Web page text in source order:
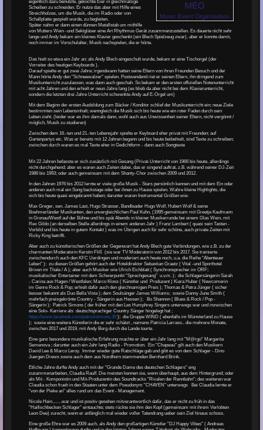
eigentlich dazu benutzte, gekochte Eier in gleichmäßige
Scheiben zu schneiden. Er nutze das aber mit Hilfe eines
Streichholzes, um die Musik, die im Radio oder von
Schallplatte gespielt wurde, zu begleiten.
Später nahm er dann einen dünnen Metallstab um mithilfe
von Mutters Wein -und Sektgläser eine Art Rhythmus Gerät zusammenzustellen. Es dauerte nicht sehr
lange und Andy bekam ein kleines Klavier geschenkt (ein Blech Spielzeug zwar), aber er konnte damit,
noch immer im Vorschulalter, Musik nachspielen, die er hörte.
Das hielt so etwa ein Jahr an; als Andy Blech eingeschult wurde, bekam er eine Tischorgel (der
Vorreiter des heutigen Keyboards ).
Darauf spielte er gut zwei Jahre; irgendwann hatten seine Eltern von ihren Freunden Besuch und der
Mann hörte Andy den "Schneewalzer" spielen. Postwendend riet er seinen Eltern, ihn dringend zum
Musikunterricht zuzulassen, was dann auch geschah. So bekam er den ersten offiziellen Notenunterricht
mit acht Jahren und den erhielt er neun Jahre lang (es blieb da aber nicht bei dem Klavierunterricht,
sondern die letzten drei Jahre Unterricht schwenkte Andy auf E-Orgel um)
Mit dem Beginn der ersten Ausbildung zum Bäcker / Konditor schlief der Musikunterricht ein; neue Ziele
bestimmten sein Lebensinhalt; wenngleich die Musik sich bis heute wie ein roter Faden durch sein
Leben zieht. (leider war es ihm damals dann, wohl auch aus Unwissenheit seiner Eltern, nicht vergönnt /
möglich, Musik zu studieren)
Zwischen dem 16.-ten und 21.-ten Lebensjahr spielte er Keyboard eher privat mit Freunden; auf
Gartenpartys etc. Was er bereits mit 12 Jahren begann und bis heute beibehielt, sind Texte zu schreiben;
zwischen durch waren es mal Texte eher in Gedichtform - dann auch Songtexte
Mit 22 Jahren befasste er sich zusätzlich mit Gesang (Privat-Unterricht von 1966 bis heute, allerdings
nicht durchgehend; aber es waren auch Zeiten dabei, das er singend auftrat, z.B. während seiner DJ-Zeit
1986 bis 1993; oder auch gemeinsam mit dem Shanty-Chor zwischen 2009 und 2012.
In den Jahren 1976 bis 2012 lernte er viele große Musik - Stars persönlich kennen und mit dem Ein oder
anderen auch mal ein Song backstage oder bei ihnen zu Hause spielen. Wahre kleine Highlights, die
sich bis heute quasi eingebrannt haben; darunter waren Instrumental Größen wie:
Max Greger, sen. James Last, Hugo Strasser, Bandleader Hugo Wolf, Hubert Wolf & seine
Boehmerländer Musikanten, den unvergleichlichen Paul Kuhn, (1995 gemeinsam mit Greetje Kaufmann
in Gronau/Westf auf der Bühne und bis spät Abends in kleiner Musikerrunde bei einem Glas Wein, mit
Rex Gildo (an derselben Stelle allerdings in einem anderen Jahr ) Franz Lambert ( quasi sein Tasten -
Vorbild und bis heute in gutem Kontakt ) was im Übrigen auch für sehr schöne, auch private Zeiten mit
Ricky King betrifft.
Aber auch zu künstlerischen Größen der Gegenwart hat Andy Blech gute Verbindungen, wie z.B. zu der
charmanten Moderatorin Kerstin Fliß (sie war TV Moderatorin von 2012 bis 2017. Sie trainierte
zwischendurch auch den KFC Uerdingen und moderiert auch heute noch, u.a. die Reihe "Abenteuer
Leben" ); zu diesen Größen gehört auch der Hoteldirektor Sebastian Graetz ( Vital -und Sporthotel
Brixen im Thale / A ); aber auch Musiker wie Ulrich Eichblatt ( Synchronsprecher im ORF;
musikalischer Entertainer mit dem Schwerpunkt "Sprechgesang" u.v.m. ); die Schlagersängerin Sarah
- Carina aus Hagen / Westfalen; Marco Kloss ( Künstler und Produzent ) Kiara Huber ( Newcomerin
im Genre Rock & Pop; erhielt dafür auch den gleichnamigen Preis ); Thomas & Petra Jünger ( sicher
besser bekannt als Duo Bella Vista ); dem Soulsänger James Williams; sowie Danny June Smith (
mehrfach preisgekrönte Country - Sängerin aus Hessen ); Bo Shannon ( Blues & Rock / Pop -
Sängerin ); Patrick Simons ( der früher mit den Les Humphrey Singers unterwegs war und inzwischen
eine Solo- Karriere als deutschsprachiger Country Sänger hingelegt hat ;
https://www.facebook.com/patricksimons.39 ); die Gruppe WIND ( ebenfalls im Münsterland zu Hause
); sowie eine weitere Künstlerin die er sehr schätzt , namens Patricia Larrass.. die mehrere Monate,
zwischen 2017 und 2019, mit Andy Borg durch die Lande tourte.
Eine ganz besondere musikalische Erfahrung machte er über ein Jahr lang mit "M@rgo" Margarita
Semenova ; darunter auch ein Jahr lang Radio - Promotion. Ein "Chapeau" gilt auch den Musikern
David Lee & Marco Leroy. Immer wieder gute Ratschläge gab und gibt es von dem Schlager - Dino
Juergen Drews sowie auch dem aus Nordhorn stammenden Bernhard Brink.
Etliche Jahre durfte Andy auch mit der "Grande Dame des deutschen Schlagers" eng
zusammenarbeiten, Claudia Raulf. Die meisten kennen sie, wenn überhaupt, aus dem Hintergrund; oder
als Mit - Komponistin und Mit-Produzentin des Soundtracks "Rivalen der Rennbahn"; des weiteren war
Claudia schon frueh in den Staaten unter dem Pseudonym "CHAYEN" unterwegs Bei Claudia lernte er
"von der Pieke an" alles rund um das Event - Management.
Nicole Hein...….war und ist positiv gesehen mitverantwortlich dafür, das er nicht zu früh in das
"Haifischbecken Schlager" eintauchte; stets rückte sie ihm den Kopf (gemeinsam mit ihrem Verlobten
Leon Dee) zurecht, wenn er anfänglich mal wieder voller Tatendrang ueber sein Ziel hinaus schoss.
Eine große Ehre war es 2009 auch, als Andy den großartigen Künstler "DJ Happy Vibes" ( Andreas